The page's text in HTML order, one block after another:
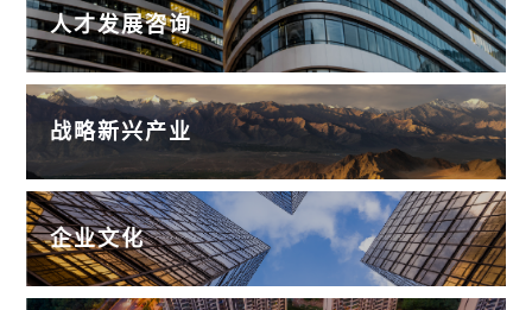
人才发展咨询
战略新兴产业
企业文化